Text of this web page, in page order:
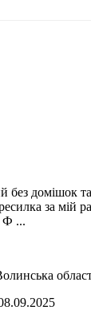
домішок та
за мій
Ф ...